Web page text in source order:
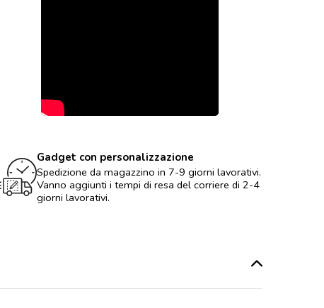
Gadget con personalizzazione
Spedizione da magazzino in 7-9 giorni lavorativi.
Vanno aggiunti i tempi di resa del corriere di 2-4
giorni lavorativi.